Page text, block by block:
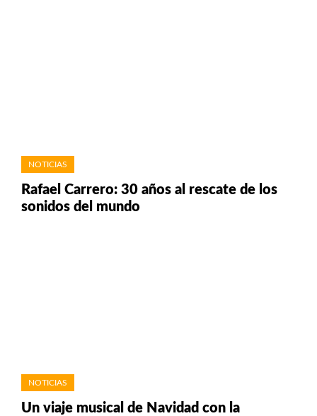
NOTICIAS
Rafael Carrero: 30 años al rescate de los
sonidos del mundo
NOTICIAS
Un viaje musical de Navidad con la